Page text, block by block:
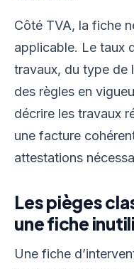
Côté TVA, la fiche
applicable. Le taux
travaux, du type de
des règles en
décrire les travaux
une facture
attestations
Les pièges
une fiche
Une fiche